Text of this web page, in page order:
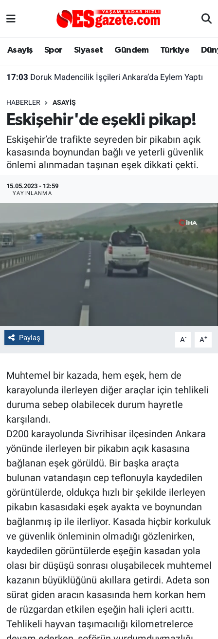
Asayiş Spor Siyaset Gündem Türkiye
17:03 Doruk Madencilik İşçileri Ankara’da Eylem Yaptı
HABERLER ASAYIŞ
Eskişehir'de eşekli pikap!
Eskişehir’de trafikte seyreden bir pikabın açık
kasasında boynundan bağlı ve yeterli güvenlik
önlemi alınmadan taşınan eşek dikkati çekti.
15.05.2023 - 12:59
YAYINLANMA
Paylaş A- A+
Muhtemel bir kazada, hem eşek, hem de
karayolunda ilerleyen diğer araçlar için tehlikeli
duruma sebep olabilecek durum hayretle
karşılandı.
D200 karayolunda Sivrihisar ilçesinden Ankara
yönünde ilerleyen bir pikabın açık kasasına
bağlanan eşek görüldü. Bir başka araçta
bulunan vatandaşın cep teflonuyla kaydedilen
görüntülerde, oldukça hızlı bir şekilde ilerleyen
pikabın kasasıdaki eşek ayakta ve boynundan
bağlanmış ip ile ilerliyor. Kasada hiçbir korkuluk
ve güvenlik önleminin olmadığı gözlenirken,
kaydedilen görüntülerde eşeğin kasadan yola
olası bir düşüşü sonrası oluşabilecek muhtemel
kazanın büyüklüğünü akıllara getirdi. Adeta son
sürat giden aracın kasasında hem korkan hem
de rüzgardan etkilen eşeğin hali içleri acıttı.
Tehlikeli hayvan taşımacılığı kilometrelerce
Asayiş
Gündem
Türkiye
Dünya
Sağlık
Alış-Veriş/İş dünyası
Yaşam
Eskişehirspor Arşivi
Eskişehir Arşivi
Röportaj
Ekonomi
Politika
Bilecik
Genel
Yerel
Magazin
Bilim ve Teknoloji
Eskişehir Nöbetçi Eczaneler
Süper Lig Puan Durumu ve Fikstür
Tüm Manşetler
Son Dakika Haberleri
Haber Arşivi